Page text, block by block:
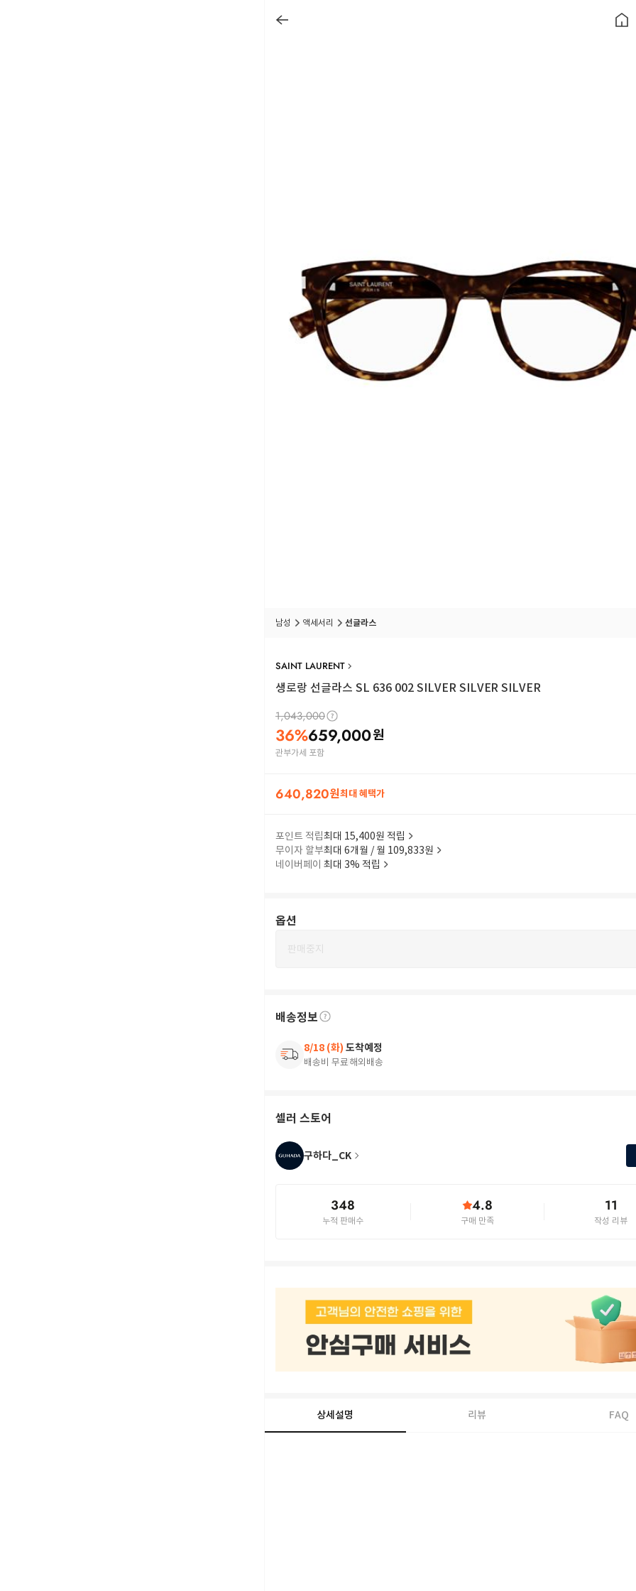
남성 액세서리 선글라스
SAINT LAURENT
생로랑 선글라스 SL 636 002 SILVER SILVER SILVER
1,043,000
36%659,000원
관부가세 포함
640,820원최대 혜택가
포인트 적립최대 15,400원 적립
무이자 할부최대 6개월 / 월 109,833원
네이버페이 최대 3% 적립
옵션
판매중지
배송정보
8/18 (화) 도착예정
배송비 무료해외배송
셀러 스토어
구하다_CK
348
누적 판매수
4.8
구매 만족
11
작성 리뷰
상세설명 리뷰 FAQ